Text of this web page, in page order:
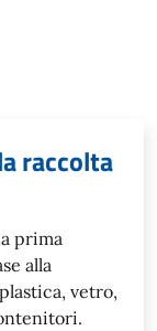
raccolta
prima
alla
vetro,